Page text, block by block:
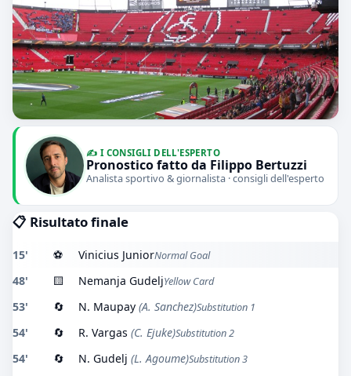
✍️ I CONSIGLI DELL'ESPERTO
Pronostico fatto da Filippo Bertuzzi
Analista sportivo & giornalista · consigli dell'esperto
📋 Risultato finale
15' ⚽ Vinicius JuniorNormal Goal
48' 🟨 Nemanja GudeljYellow Card
53' 🔄 N. Maupay (A. Sanchez)Substitution 1
54' 🔄 R. Vargas (C. Ejuke)Substitution 2
54' 🔄 N. Gudelj (L. Agoume)Substitution 3